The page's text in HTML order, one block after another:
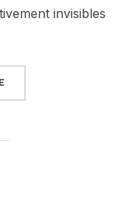
invisibles